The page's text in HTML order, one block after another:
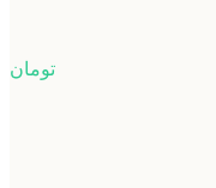
تومان